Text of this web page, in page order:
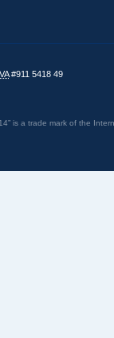
#911 5418 49
is a trade mark of the